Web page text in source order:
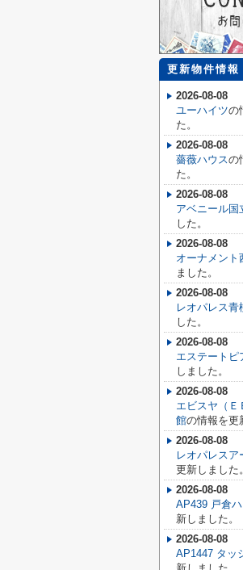
更新物件情報
2026-08-08
ユーハイツの
た。
2026-08-08
薔薇ハウスの
た。
2026-08-08
アベニール国
した。
2026-08-08
オーナメント
ました。
2026-08-08
レオパレス青
した。
2026-08-08
エステートピ
しました。
2026-08-08
エビスヤ（Ｅ
館の情報を更
2026-08-08
レオパレスア
更新しました。
2026-08-08
AP439 戸倉
新しました。
2026-08-08
AP1447 タッ